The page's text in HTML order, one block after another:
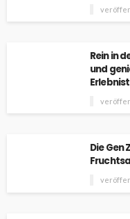
Rein in
und
Die